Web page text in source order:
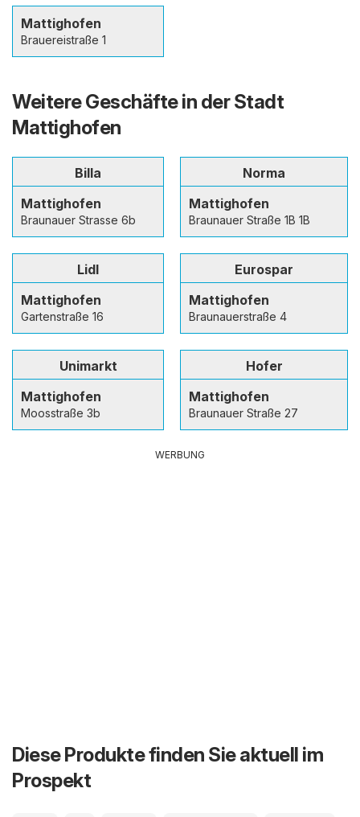
Mattighofen
Brauereistraße 1
Weitere Geschäfte in der Stadt
Mattighofen
Billa
Mattighofen
Braunauer Strasse 6b
Norma
Mattighofen
Braunauer Straße 1B 1B
Lidl
Mattighofen
Gartenstraße 16
Eurospar
Mattighofen
Braunauerstraße 4
Unimarkt
Mattighofen
Moosstraße 3b
Hofer
Mattighofen
Braunauer Straße 27
WERBUNG
Diese Produkte finden Sie aktuell im
Prospekt